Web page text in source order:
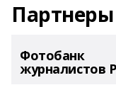
Партнеры
Фотобанк
журналистов